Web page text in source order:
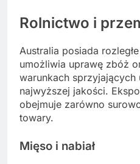
Rolnictwo i
Australia posiada
umożliwia uprawę zbóż
warunkach
najwyższej jakości.
obejmuje zarówno
towary.
Mięso i nabiał